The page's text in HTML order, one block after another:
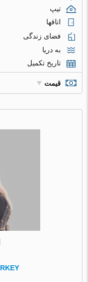
تیپ
اتاقها
فضای زندگی
به دریا
تاریخ تکمیل
قیمت